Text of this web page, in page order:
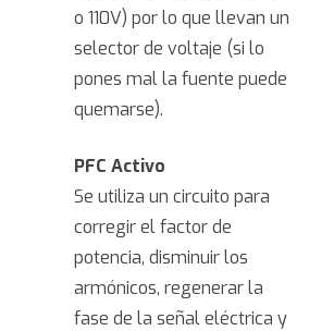
o 110V) por lo que llevan un
selector de voltaje (si lo
pones mal la fuente puede
quemarse).
PFC Activo
Se utiliza un circuito para
corregir el factor de
potencia, disminuir los
armónicos, regenerar la
fase de la señal eléctrica y